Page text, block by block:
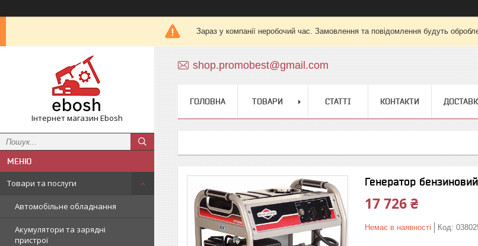
Зараз у компанії неробочий час. Замовлення та повідомлення будуть
Інтернет магазин Ebosh
Товари та послуги
Автомобільне обладнання
Акумулятори та зарядні
пристрої
shop.promobest@gmail.com
ГОЛОВНА ТОВАРИ СТАТТІ КОНТАКТИ
Генератор
17 726 ₴
Немає в наявності Код: